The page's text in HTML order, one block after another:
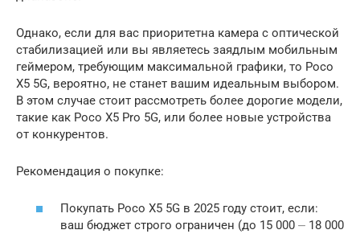
Однако, если для вас приоритетна камера с оптической
стабилизацией или вы являетесь заядлым мобильным
геймером, требующим максимальной графики, то Poco
X5 5G, вероятно, не станет вашим идеальным выбором.
В этом случае стоит рассмотреть более дорогие модели,
такие как Poco X5 Pro 5G, или более новые устройства
от конкурентов.
Рекомендация о покупке:
Покупать Poco X5 5G в 2025 году стоит, если:
ваш бюджет строго ограничен (до 15 000 ⏤ 18 000